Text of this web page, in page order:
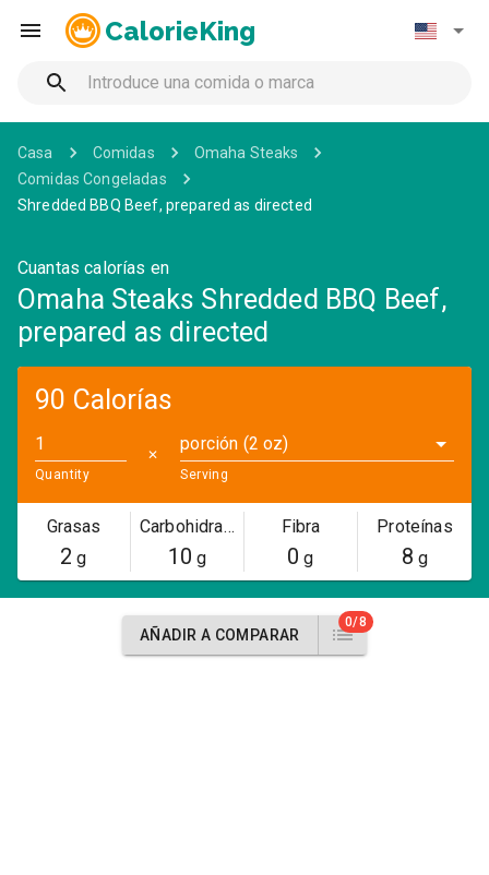
CalorieKing
Casa Comidas
Omaha Steaks
Comidas Congeladas
Shredded BBQ Beef, prepared as directed
Cuantas calorías en
Omaha Steaks Shredded BBQ Beef,
prepared as directed
90 Calorías
Quantity
✕
porción (2 oz)
Serving
Grasas
2 g
Carbohidratos
10 g
Fibra
0 g
Proteínas
8 g
AÑADIR A COMPARAR
0/8